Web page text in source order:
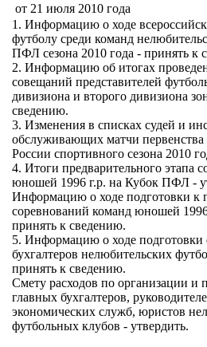
от 21 июля 2010 года
1. Информацию о ходе
футболу среди команд
ПФЛ сезона 2010 года - принять к
2. Информацию об итогах
совещаний представителей
дивизиона и второго дивизиона
сведению.
3. Изменения в списках судей и
обслуживающих матчи
России спортивного сезона 2010
4. Итоги предварительного этапа
юношей 1996 г.р. на Кубок ПФЛ -
Информацию о ходе подготовки к
соревнований команд юношей
принять к сведению.
5. Информацию о ходе подготовки
бухгалтеров нелюбительских
принять к сведению.
Смету расходов по организации и
главных бухгалтеров,
экономических служб, юристов
футбольных клубов - утвердить.